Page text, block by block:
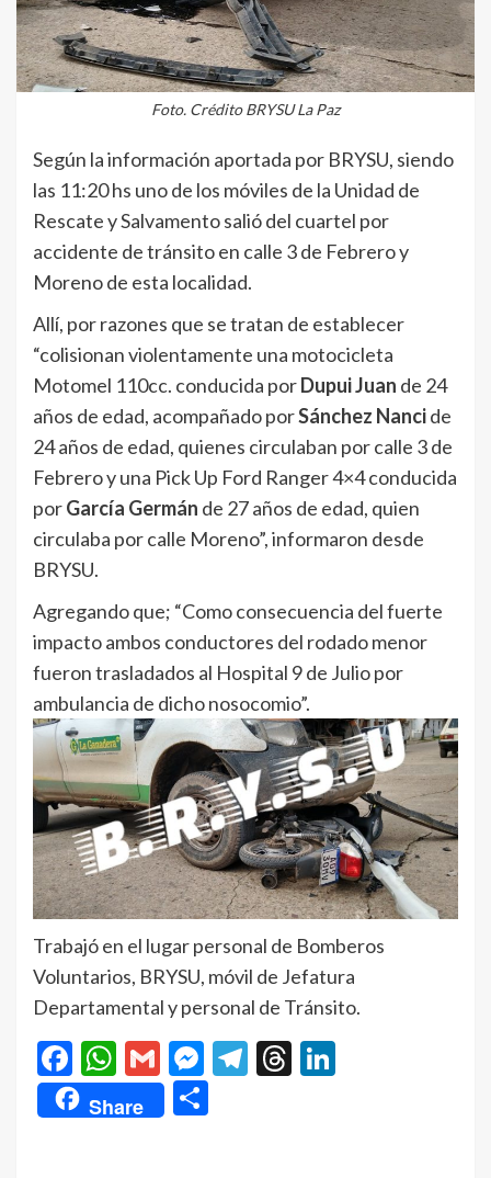
Foto. Crédito BRYSU La Paz
Según la información aportada por BRYSU, siendo
las 11:20 hs uno de los móviles de la Unidad de
Rescate y Salvamento salió del cuartel por
accidente de tránsito en calle 3 de Febrero y
Moreno de esta localidad.
Allí, por razones que se tratan de establecer
“colisionan violentamente una motocicleta
Motomel 110cc. conducida porDupui Juan de 24
años de edad, acompañado porSánchez Nancide
24 años de edad, quienes circulaban por calle 3 de
Febrero y una Pick Up Ford Ranger 4×4 conducida
porGarcía Germán de 27 años de edad, quien
circulaba por calle Moreno”, informaron desde
BRYSU.
Agregando que; “Como consecuencia del fuerte
impacto ambos conductores del rodado menor
fueron trasladados al Hospital 9 de Julio por
ambulancia de dicho nosocomio”.
Trabajó en el lugar personal de Bomberos
Voluntarios, BRYSU, móvil de Jefatura
Departamental y personal de Tránsito.
Facebook
WhatsApp
GmailMessenger
Telegram
Threads
Share